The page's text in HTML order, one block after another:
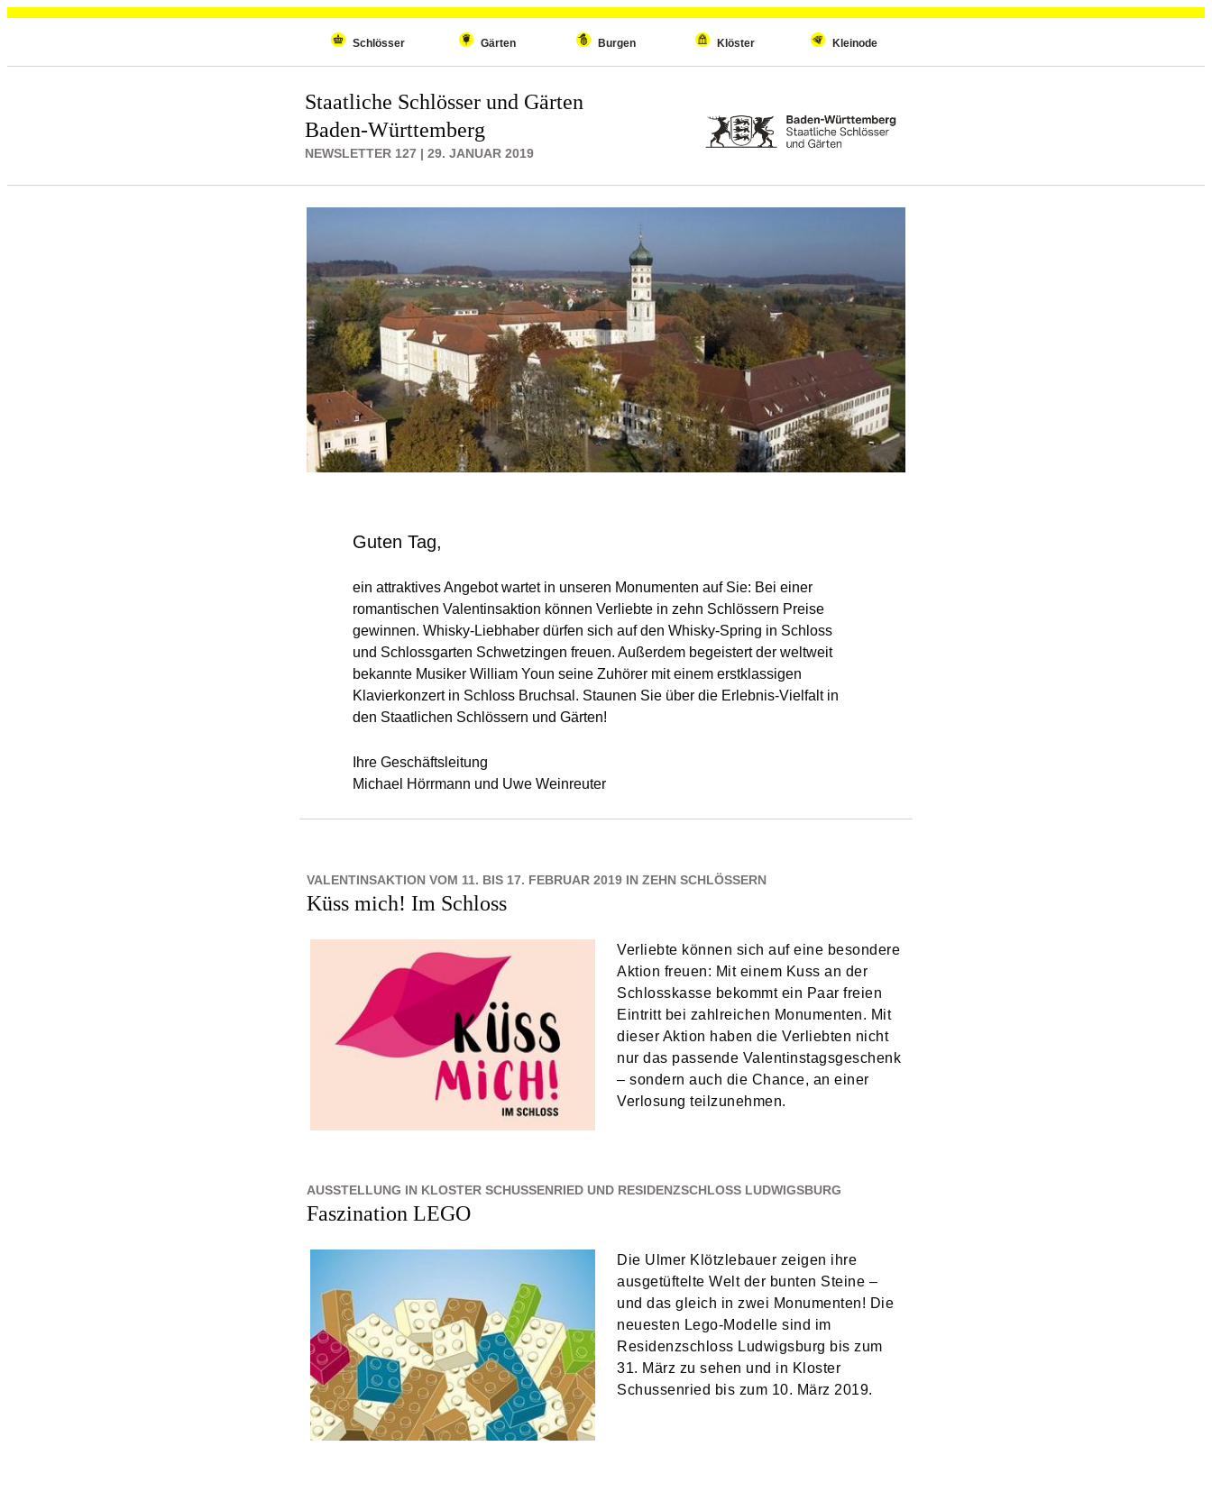
Wiederholenden Inhalt überspringen
Schlösser Gärten Burgen Klöster Kleinode
Staatliche Schlösser und Gärten
Baden-Württemberg
NEWSLETTER 127 | 29. JANUAR 2019
Guten Tag,
ein attraktives Angebot wartet in unseren Monumenten auf Sie: Bei einer
romantischen Valentinsaktion können Verliebte in zehn Schlössern Preise
gewinnen. Whisky-Liebhaber dürfen sich auf den Whisky-Spring in Schloss
und Schlossgarten Schwetzingen freuen. Außerdem begeistert der weltweit
bekannte Musiker William Youn seine Zuhörer mit einem erstklassigen
Klavierkonzert in Schloss Bruchsal. Staunen Sie über die Erlebnis-Vielfalt in
den Staatlichen Schlössern und Gärten!
Ihre Geschäftsleitung
Michael Hörrmann und Uwe Weinreuter
VALENTINSAKTION VOM 11. BIS 17. FEBRUAR 2019 IN ZEHN SCHLÖSSERN
Küss mich! Im Schloss
Verliebte können sich auf eine besondere
Aktion freuen: Mit einem Kuss an der
Schlosskasse bekommt ein Paar freien
Eintritt bei zahlreichen Monumenten. Mit
dieser Aktion haben die Verliebten nicht
nur das passende Valentinstagsgeschenk
– sondern auch die Chance, an einer
Verlosung teilzunehmen.
AUSSTELLUNG IN KLOSTER SCHUSSENRIED UND RESIDENZSCHLOSS LUDWIGSBURG
Faszination LEGO
Die Ulmer Klötzlebauer zeigen ihre
ausgetüftelte Welt der bunten Steine –
und das gleich in zwei Monumenten! Die
neuesten Lego-Modelle sind im
Residenzschloss Ludwigsburg bis zum
31. März zu sehen und in Kloster
Schussenried bis zum 10. März 2019.